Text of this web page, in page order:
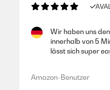
Wir haben uns
innerhalb von 5
lässt sich super
Amazon-Benutzer